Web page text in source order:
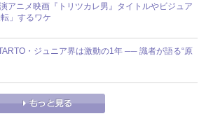
アニメ映画『トリツカレ男』タイトルやビジュア
」するワケ
・ジュニア界は激動の1年 ── 識者が語る“原